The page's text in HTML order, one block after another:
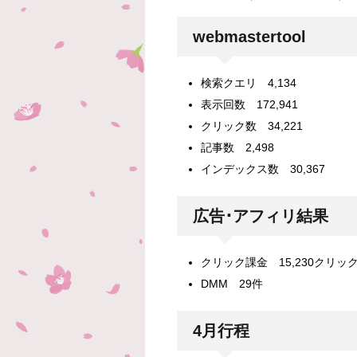
webmastertool
検索クエリ 4,134
表示回数 172,941
クリック数 34,221
記事数 2,498
インデックス数 30,367
広告･アフィリ結果
クリック課金 15,230クリッ
DMM 29件
4月行程